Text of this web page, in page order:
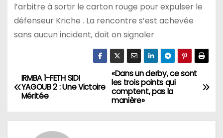
l’arbitre à sortir le carton rouge pour expulser le
défenseur Kriche . La rencontre s’est achevée
sans aucun incident, doit on signaler
N
a
v
«Dans un derby, ce sont
les trois points qui
comptent, pas la
manière»
IRMBA 1-FETH SIDI
YAGOUB 2 : Une Victoire
Méritée